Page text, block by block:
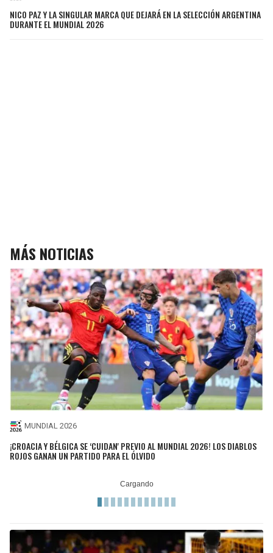
NICO PAZ Y LA SINGULAR MARCA QUE DEJARÁ EN LA SELECCIÓN ARGENTINA
DURANTE EL MUNDIAL 2026
MÁS NOTICIAS
MUNDIAL 2026
¡CROACIA Y BÉLGICA SE ‘CUIDAN' PREVIO AL MUNDIAL 2026! LOS DIABLOS
ROJOS GANAN UN PARTIDO PARA EL ÓLVIDO